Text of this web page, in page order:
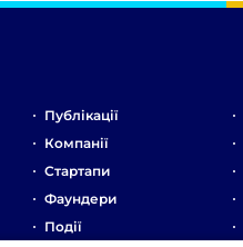
Публікації
Компанії
Стартапи
Фаундери
Події